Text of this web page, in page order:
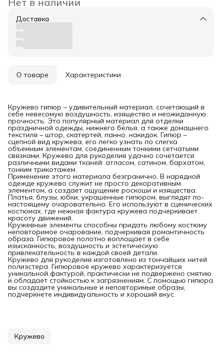
Доставка
О товаре Характеристики
Кружево гипюр – удивительный материал, сочетающий в
себе невесомую воздушность, изящество и неожиданную
прочность. Это популярный материал для отделки
праздничной одежды, нижнего белья, а также домашнего
текстиля – штор, скатертей, панно, накидок. Гипюр –
сцепной вид кружева, его легко узнать по слегка
объемным элементам, соединенным тонкими сетчатыми
связками. Кружево для рукоделия удачно сочетается
различными видами тканей: атласом, сатином, бархатом,
тонким трикотажем.
Применение этого материала безгранично. В нарядной
одежде кружево служит не просто декоративным
элементом, а создает ощущение роскоши и изящества.
Платья, блузы, юбки, украшенные гипюром, выглядят по-
настоящему очаровательно. Его используют в сценических
костюмах, где нежная фактура кружева подчеркивает
красоту движений.
Кружевные элементы способны придать любому костюму
неповторимое очарование, подчеркивая романтичность
образа. Гипюровое полотно воплощает в себе
изысканность, воздушность и эстетическую
привлекательность в каждой своей детали.
Кружево для рукоделия изготовлено из тончайших нитей
полиэстера. Гипюровое кружево характеризуется
уникальной фактурой, практически не подвержено смятию
и обладает стойкостью к загрязнениям. С помощью гипюра
вы создадите уникальные и неповторимые образы,
подчеркнете индивидуальность и хороший вкус.
Кружево